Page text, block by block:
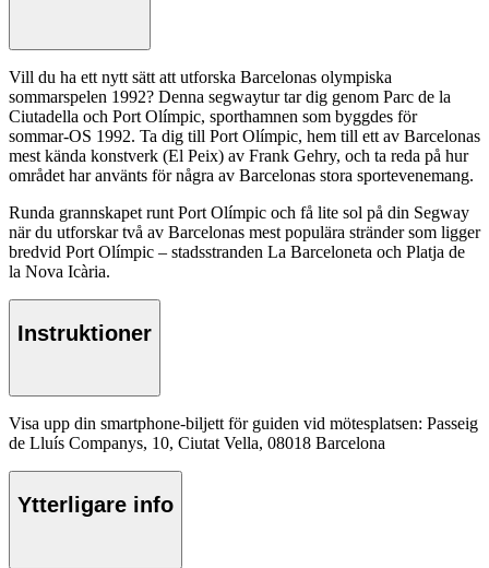
Vill du ha ett nytt sätt att utforska Barcelonas olympiska
sommarspelen 1992? Denna segwaytur tar dig genom Parc de la
Ciutadella och Port Olímpic, sporthamnen som byggdes för
sommar-OS 1992. Ta dig till Port Olímpic, hem till ett av Barcelonas
mest kända konstverk (El Peix) av Frank Gehry, och ta reda på hur
området har använts för några av Barcelonas stora sportevenemang.
Runda grannskapet runt Port Olímpic och få lite sol på din Segway
när du utforskar två av Barcelonas mest populära stränder som ligger
bredvid Port Olímpic – stadsstranden La Barceloneta och Platja de
la Nova Icària.
Instruktioner
Visa upp din smartphone-biljett för guiden vid mötesplatsen: Passeig
de Lluís Companys, 10, Ciutat Vella, 08018 Barcelona
Ytterligare info